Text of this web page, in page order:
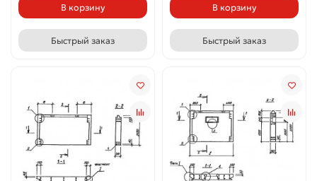
В корзину
Быстрый заказ
В корзину
Быстрый заказ